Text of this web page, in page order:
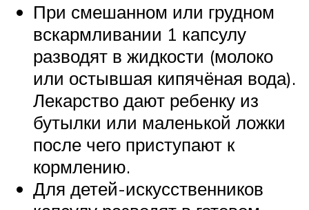
При смешанном или грудном
вскармливании 1 капсулу
разводят в жидкости (молоко
или остывшая кипячёная вода).
Лекарство дают ребенку из
бутылки или маленькой ложки
после чего приступают к
кормлению.
Для детей-искусственников